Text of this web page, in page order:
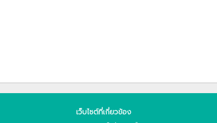
เว็บไซต์ที่เกี่ยวข้อง